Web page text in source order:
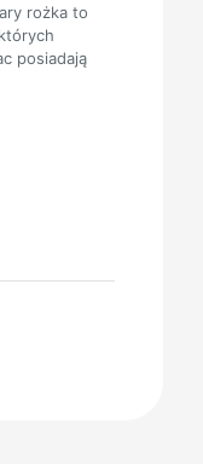
rożka to
posiadają